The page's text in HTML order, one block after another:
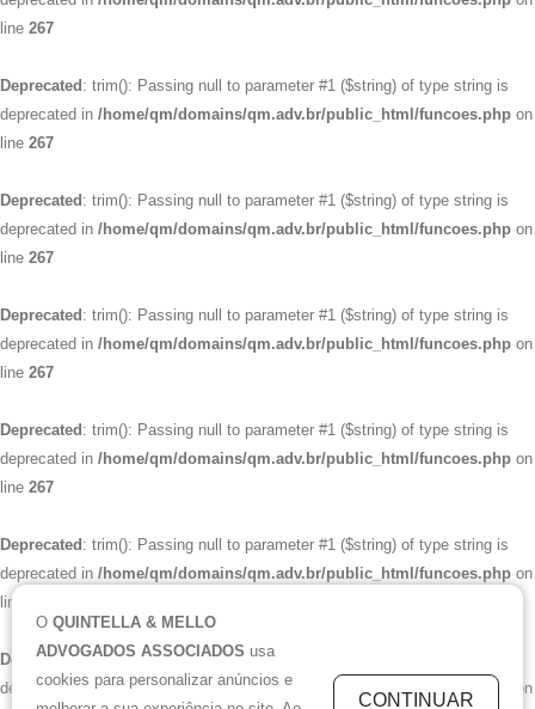
O QUINTELLA & MELLO
ADVOGADOS ASSOCIADOS usa
cookies para personalizar anúncios e
CONTINUAR
line 267
Deprecated : trim(): Passing null to parameter #1 ($string) of type string is
deprecated in /home/qm/domains/qm.adv.br/public_html/funcoes.php on
line 267
Deprecated : trim(): Passing null to parameter #1 ($string) of type string is
deprecated in /home/qm/domains/qm.adv.br/public_html/funcoes.php on
line 267
Deprecated : trim(): Passing null to parameter #1 ($string) of type string is
deprecated in /home/qm/domains/qm.adv.br/public_html/funcoes.php on
line 267
Deprecated : trim(): Passing null to parameter #1 ($string) of type string is
deprecated in /home/qm/domains/qm.adv.br/public_html/funcoes.php on
line 267
Deprecated : trim(): Passing null to parameter #1 ($string) of type string is
deprecated in /home/qm/domains/qm.adv.br/public_html/funcoes.php on
line
Deprecated: trim(): Passing null to parameter #1 ($string) of type string is
deprecated in/home/qm/domains/qm.adv.br/public_html/funcoes.php
on